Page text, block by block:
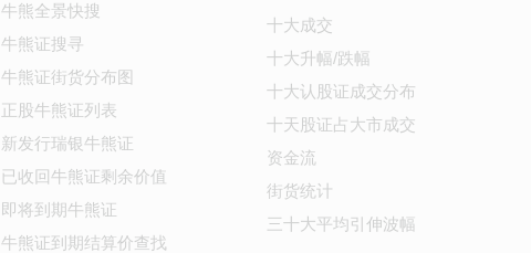
牛熊全景快搜
牛熊证搜寻
牛熊证街货分布图
正股牛熊证列表
新发行瑞银牛熊证
已收回牛熊证剩余价值
即将到期牛熊证
牛熊证到期结算价查找
十大成交
十大升幅/跌幅
十大认股证成交分布
十天股证占大市成交
资金流
街货统计
三十大平均引伸波幅